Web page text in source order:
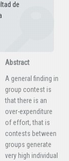
de
Abstract
A general finding in
group contest is
that there is an
over-expenditure
of effort, that is
contests between
groups generate
very high individual